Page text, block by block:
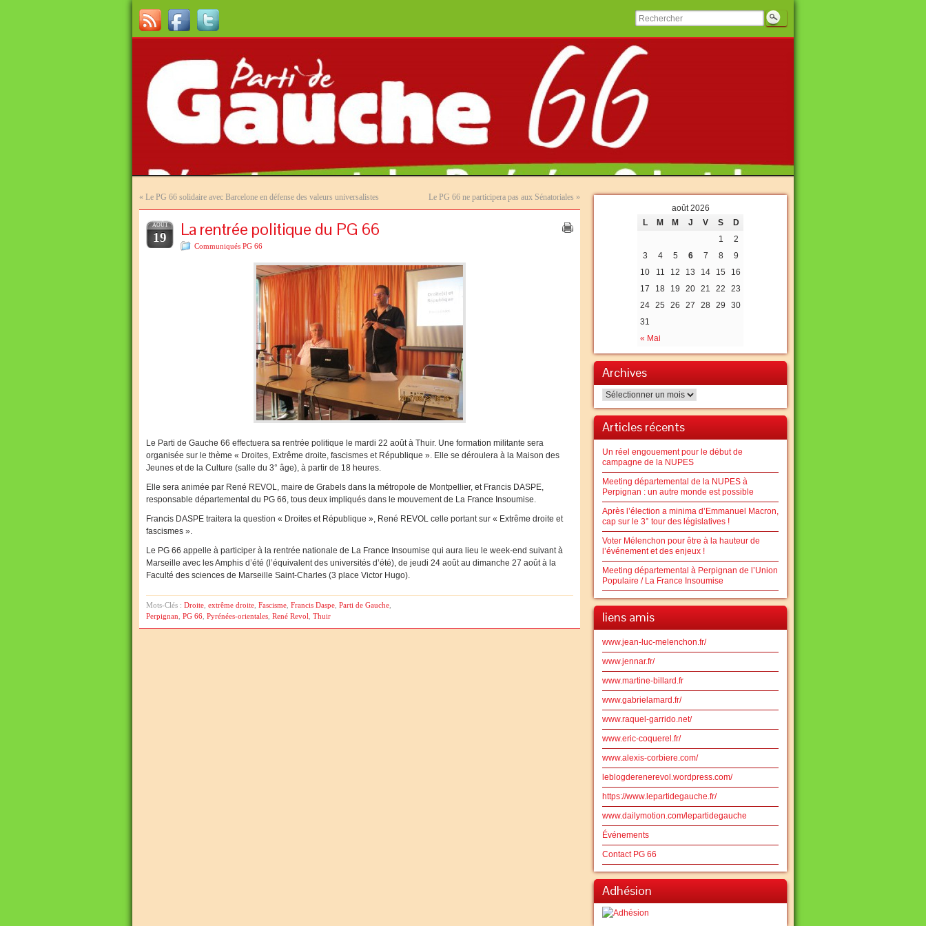
« Le PG 66 solidaire avec Barcelone en défense des valeurs universalistes Le PG 66 ne participera pas aux Sénatoriales »
AOÛT
19 La rentrée politique du PG 66
Communiqués PG 66
Le Parti de Gauche 66 effectuera sa rentrée politique le mardi 22 août à Thuir. Une formation militante sera
organisée sur le thème « Droites, Extrême droite, fascismes et République ». Elle se déroulera à la Maison des
Jeunes et de la Culture (salle du 3° âge), à partir de 18 heures.
Elle sera animée par René REVOL, maire de Grabels dans la métropole de Montpellier, et Francis DASPE,
responsable départemental du PG 66, tous deux impliqués dans le mouvement de La France Insoumise.
Francis DASPE traitera la question « Droites et République », René REVOL celle portant sur « Extrême droite et
fascismes ».
Le PG 66 appelle à participer à la rentrée nationale de La France Insoumise qui aura lieu le week-end suivant à
Marseille avec les Amphis d’été (l’équivalent des universités d’été), de jeudi 24 août au dimanche 27 août à la
Faculté des sciences de Marseille Saint-Charles (3 place Victor Hugo).
Mots-Clés : Droite extrême droite Fascisme Francis Daspe Parti de Gauche
Perpignan PG 66 Pyrénées-orientales René Revol Thuir
août 2026
L
M M J V S D
« Mai
1
2
3
4 5 6 7 8
9
10
11 12 13 14 15
16
17
18 19 20 21 22
23
24 25 26 27 28 29
30
31
Archives
Archives
Articles récents
Un réel engouement pour le début de
campagne de la NUPES
Meeting départemental de la NUPES à
Perpignan : un autre monde est possible
Après l’élection a minima d’Emmanuel Macron,
cap sur le 3° tour des législatives !
Voter Mélenchon pour être à la hauteur de
l’événement et des enjeux !
Meeting départemental à Perpignan de l’Union
Populaire / La France Insoumise
liens amis
www.jean-luc-melenchon.fr/
www.jennar.fr/
www.martine-billard.fr
www.gabrielamard.fr/
www.raquel-garrido.net/
www.eric-coquerel.fr/
www.alexis-corbiere.com/
leblogderenerevol.wordpress.com/
https://www.lepartidegauche.fr/
www.dailymotion.com/lepartidegauche
Événements
Contact PG 66
Adhésion